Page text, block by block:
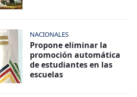
NACIONALES
Propone eliminar la
promoción automática
de estudiantes en las
escuelas